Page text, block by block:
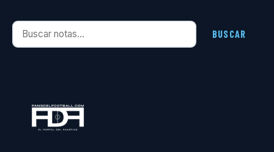
Buscar notas BUSCAR